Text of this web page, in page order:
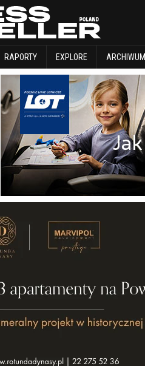
RAPORTY EXPLORE ARCHIWUM
RECENZJE